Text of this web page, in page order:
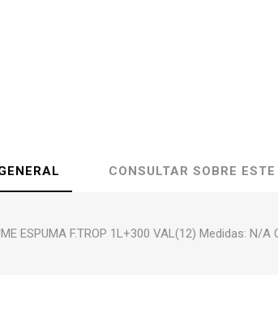
CONSULTAR SOBRE
ESPUMA F.TROP 1L+300 VAL(12) Medidas: N/